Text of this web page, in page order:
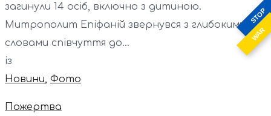
STOP
WAR
загинули 14 осіб, включно з дитиною.
Митрополит Епіфаній звернувся з глибокими
словами співчуття до...
із
Новини, Фото
Пожертва